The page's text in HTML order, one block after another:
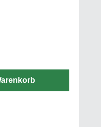
die Schaltflächen um